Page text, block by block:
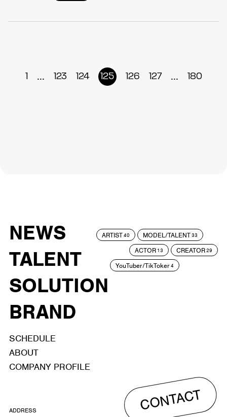
1 ... 123 124 125 126 127 ... 180
NEWS
TALENT
SOLUTION
BRAND
ARTIST40 MODEL/TALENT33
ACTOR 13 CREATOR29
YouTuber/TikToker4
SCHEDULE
ABOUT
COMPANY PROFILE
CONTACT
ADDRESS